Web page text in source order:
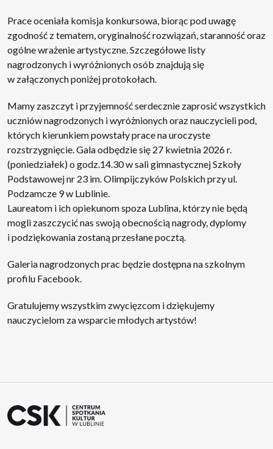
Prace oceniała komisja konkursowa, biorąc pod uwagę
zgodność z tematem, oryginalność rozwiązań, staranność oraz
ogólne wrażenie artystyczne. Szczegółowe listy
nagrodzonych i wyróżnionych osób znajdują się
w załączonych poniżej protokołach.
Mamy zaszczyt i przyjemność serdecznie zaprosić wszystkich
uczniów nagrodzonych i wyróżnionych oraz nauczycieli pod,
których kierunkiem powstały prace na uroczyste
rozstrzygnięcie. Gala odbędzie się 27 kwietnia 2026 r.
(poniedziałek) o godz.14.30 w sali gimnastycznej Szkoły
Podstawowej nr 23 im. Olimpijczyków Polskich przy ul.
Podzamcze 9 w Lublinie.
Laureatom i ich opiekunom spoza Lublina, którzy nie będą
mogli zaszczycić nas swoją obecnością nagrody, dyplomy
i podziękowania zostaną przesłane pocztą.
Galeria nagrodzonych prac będzie dostępna na szkolnym
profilu Facebook.
Gratulujemy wszystkim zwycięzcom i dziękujemy
nauczycielom za wsparcie młodych artystów!